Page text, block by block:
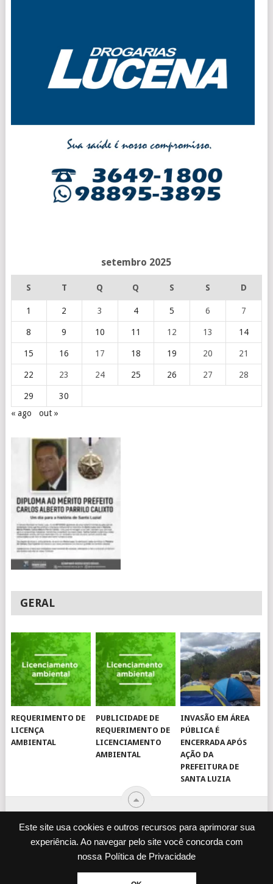
Este site usa cookies e outros recursos para aprimorar sua
experiência. Ao navegar pelo site você concorda com
nossa Política de Privacidade
setembro 2025
S T Q Q S S D
1 2 3 4 5 6 7
8 9 10 11 12 13 14
15 16 17 18 19 20 21
22 23 24 25 26 27 28
29
30
« ago
out »
GERAL
REQUERIMENTO DE
LICENÇA
AMBIENTAL
PUBLICIDADE DE
REQUERIMENTO DE
LICENCIAMENTO
AMBIENTAL
INVASÃO EM ÁREA
PÚBLICA É
ENCERRADA APÓS
AÇÃO DA
PREFEITURA DE
SANTA LUZIA
JORNAL VIROU NOTÍCIA